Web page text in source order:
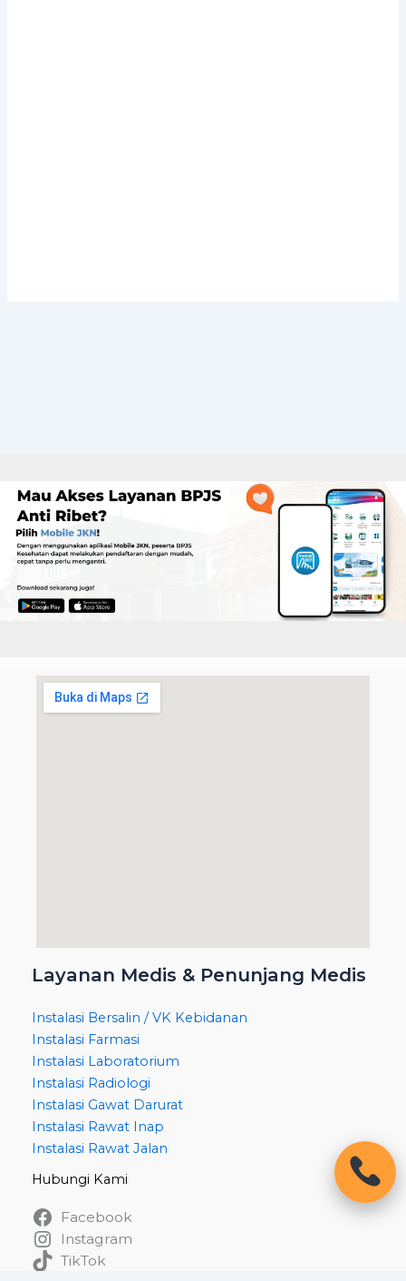
Layanan Medis & Penunjang Medis
Instalasi Bersalin / VK Kebidanan
Instalasi Farmasi
Instalasi Laboratorium
Instalasi Radiologi
Instalasi Gawat Darurat
Instalasi Rawat Inap
Instalasi Rawat Jalan
Hubungi Kami
Facebook
Instagram
TikTok